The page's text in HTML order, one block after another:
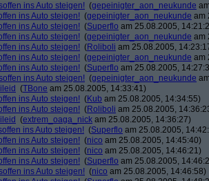
ins Auto steigen! (gepeinigter_aon_neukunde
ins Auto steigen! (gepeinigter_aon_neukunde am
ins Auto steigen! (Superflo am 25.08.2005,
ins Auto steigen! (gepeinigter_aon_neukunde am
ins Auto steigen! (Roliboli am 25.08.2005,
ins Auto steigen! (gepeinigter_aon_neukunde am
ins Auto steigen! (Superflo am 25.08.2005,
ins Auto steigen! (gepeinigter_aon_neukunde
(TBone am 25.08.2005, 14:33:41)
ins Auto steigen! (Kub am 25.08.2005, 14:34:55)
ins Auto steigen! (Roliboli am 25.08.2005,
(extrem_oaga_nick am 25.08.2005, 14:36:27)
ins Auto steigen! (Superflo am 25.08.2005,
ins Auto steigen! (nico am 25.08.2005, 14:45:40)
ins Auto steigen! (nico am 25.08.2005, 14:46:21)
ins Auto steigen! (Superflo am 25.08.2005,
ins Auto steigen! (nico am 25.08.2005, 14:46:58)